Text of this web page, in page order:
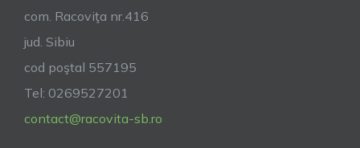
com. Racoviţa nr.416
jud. Sibiu
cod poştal 557195
Tel: 0269527201
contact@racovita-sb.ro